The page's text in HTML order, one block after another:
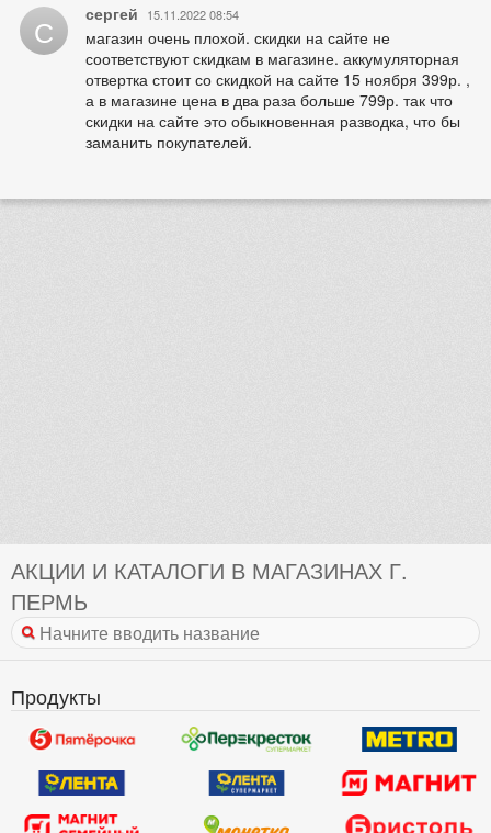
С сергей 15.11.2022 08:54
магазин очень плохой. скидки на сайте не
соответствуют скидкам в магазине. аккумуляторная
отвертка стоит со скидкой на сайте 15 ноября 399р. ,
а в магазине цена в два раза больше 799р. так что
скидки на сайте это обыкновенная разводка, что бы
заманить покупателей.
АКЦИИ И КАТАЛОГИ В МАГАЗИНАХ Г.
ПЕРМЬ
Продукты